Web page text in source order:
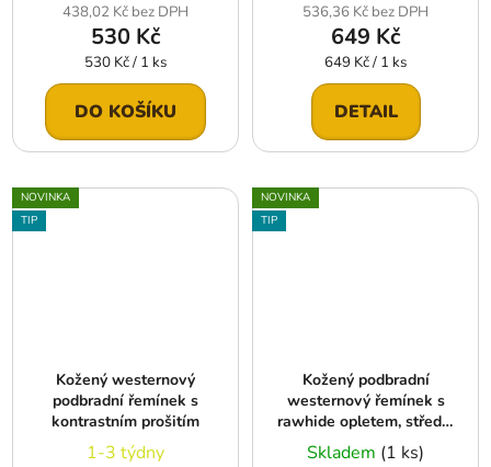
438,02 Kč bez DPH
530 Kč
Měrná
cena:
530 Kč / 1 ks
DO KOŠÍKU
536,36 Kč bez DPH
649 Kč
Měrná
cena:
649 Kč / 1 ks
DETAIL
NOVINKA
TIP
Kožený westernový
podbradní řemínek s
kontrastním prošitím
1-3 týdny
NOVINKA
TIP
Kožený podbradní
westernový řemínek s
rawhide opletem, střední
hnědá
Skladem (1 ks)